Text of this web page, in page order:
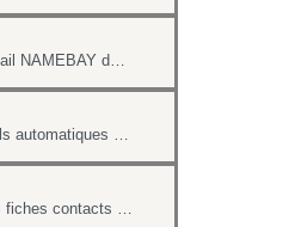
Paramétrer une adresse mail NAMEBAY dans votre messagerie
Personnalisation des emails automatiques avec présence des login / mot de passe
Rajouter une action sur les fiches contacts de chacun des destinataires d'un mailing